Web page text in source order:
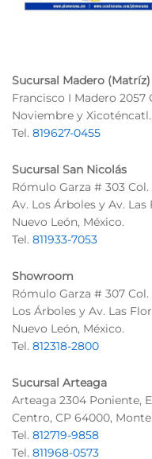
Sucursal Madero (Matríz)
Francisco I Madero 2057
Noviembre y
Tel. 819627-0455
Sucursal San Nicolás
Rómulo Garza # 303
Av. Los Árboles y Av.
Nuevo León, México.
Tel. 811933-7053
Showroom
Rómulo Garza # 307
Los Árboles y Av. Las
Nuevo León, México.
Tel. 812318-2800
Sucursal Arteaga
Arteaga 2304 Poniente,
Centro, CP 64000,
Tel. 812719-9858
Tel. 811968-0573